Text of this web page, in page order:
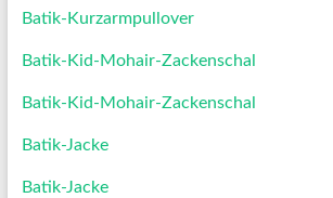
Batik-Kurzarmpullover
Batik-Kid-Mohair-Zackenschal
Batik-Kid-Mohair-Zackenschal
Batik-Jacke
Batik-Jacke